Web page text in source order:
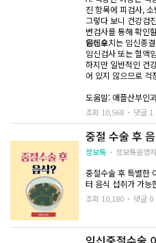
- 생리는 6~8주 이
4. 응급 상황
- 질 출혈이 두 시간
셔졌을 때
- 진통제 복용을 해도
- 고열이 있을 때
- 악취나는 분비물
- 호흡곤란
체가 유산이나 임신
다.
초음파상으로는 낙
하지만 산부인과 진
에 도움이 될 수 있습
병원에서는 환자 본
않으니 그 부분에 대
진 항목에 피검사,
그렇다 보니 건강검
변검사를 통해 확인
은데요.
임신수치는 임신종
임신검사 또는 혈액
하지만 일반적인 건
어 있지 않으므로 걱
도움말: 애플산부인
조회 10,568 댓글 1
중절 수술 후
정보톡 정보톡운영자
중절수술 후 특별한
터 음식 섭취가 가능
첫 식사는 부드러운
가 없다면 일반식으
중절 수술도 산후조
를 하시는 게 좋습니
조회 10,180 댓글 0